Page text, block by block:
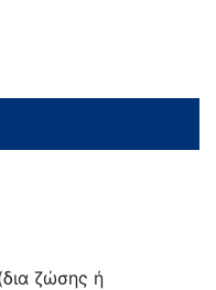
ζώσης ή